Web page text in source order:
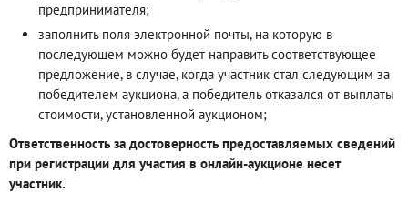
предпринимателя;
заполнить поля электронной почты, на которую в
последующем можно будет направить соответствующее
предложение, в случае, когда участник стал следующим за
победителем аукциона, а победитель отказался от выплаты
стоимости, установленной аукционом;
Ответственность за достоверность предоставляемых сведений
при регистрации для участия в онлайн-аукционе несет
участник.